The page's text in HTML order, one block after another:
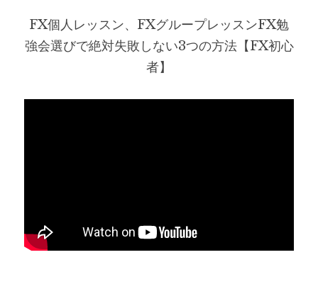
FX個人レッスン、FXグループレッスンFX勉
強会選びで絶対失敗しない3つの方法【FX初心
者】